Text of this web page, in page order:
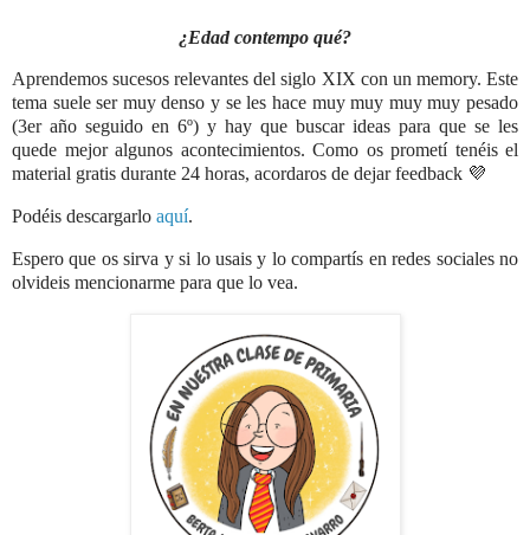
¿Edad contempo qué?
Aprendemos sucesos relevantes del siglo XIX con un memory. Este
tema suele ser muy denso y se les hace muy muy muy muy pesado
(3er año seguido en 6º) y hay que buscar ideas para que se les
quede mejor algunos acontecimientos. Como os prometí tenéis el
material gratis durante 24 horas, acordaros de dejar feedback 💜
Podéis descargarlo aquí.
Espero que os sirva y si lo usais y lo compartís en redes sociales no
olvideis mencionarme para que lo vea.